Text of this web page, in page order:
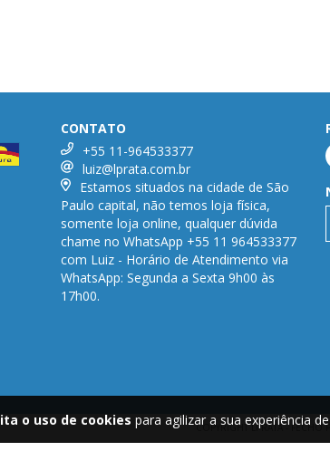
o uso de cookies para agilizar a sua experiência
CONTATO
+55 11-964533377
luiz@lprata.com.br
Estamos situados na cidade de São
Paulo capital, não temos loja física,
somente loja online, qualquer dúvida
chame no WhatsApp +55 11 964533377
com Luiz - Horário de Atendimento via
WhatsApp: Segunda a Sexta 9h00 às
17h00.
COPYRIGHT LPRATA -